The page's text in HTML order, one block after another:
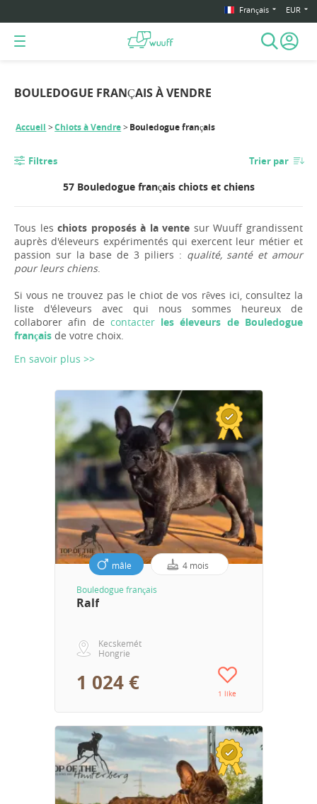
Français EUR
BOULEDOGUE FRANÇAIS À VENDRE
Accueil Chiots à Vendre Bouledogue français
Filtres Trier par
57 Bouledogue français chiots et chiens
Tous leschiots proposés à la vente sur Wuuff grandissent
auprès d'éleveurs expérimentés qui exercent leur métier et
passion sur la base de 3 piliers : qualité, santé et amour
pour leurs chiens.
Si vous ne trouvez pas le chiot de vos rêves ici, consultez la
liste d'éleveurs avec qui nous sommes heureux de
collaborer afin de contacterles éleveurs de Bouledogue
français de votre choix.
En savoir plus >>
mâle 4 mois
Bouledogue français
Ralf
Kecskemét
Hongrie
1 024 € 1 like